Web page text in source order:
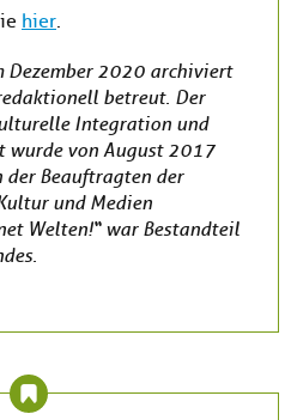
hier.
Dezember 2020 archiviert
betreut. Der
Integration und
wurde von August 2017
Beauftragten der
und Medien
Welten!“ war Bestandteil